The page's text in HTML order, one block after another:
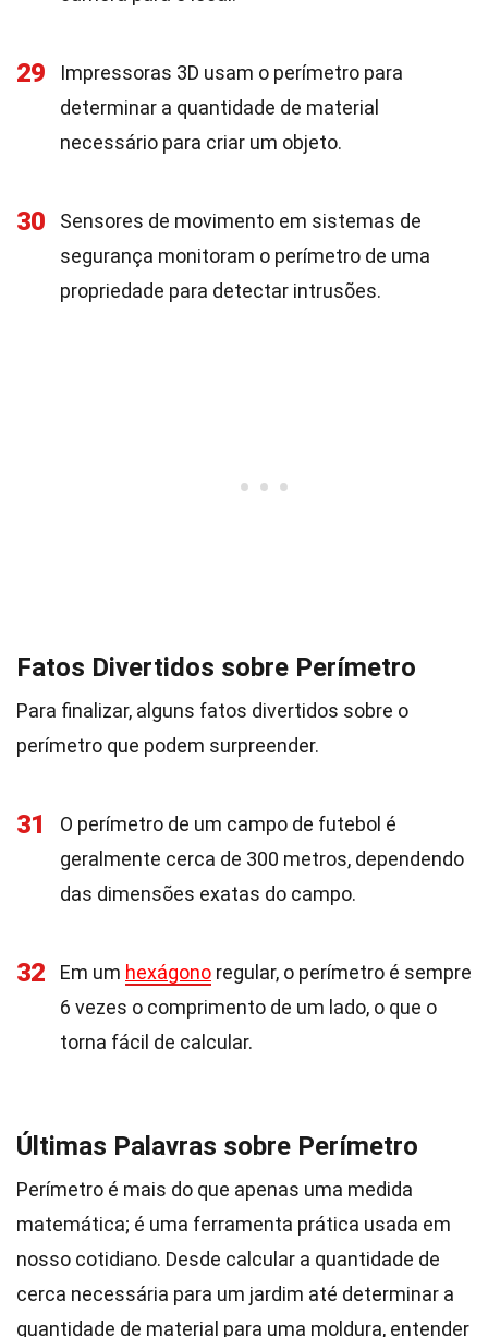
29
Impressoras 3D usam o perímetro para
determinar a quantidade de material
necessário para criar um objeto.
30
Sensores de movimento em sistemas de
segurança monitoram o perímetro de uma
propriedade para detectar intrusões.
Fatos Divertidos sobre Perímetro
Para finalizar, alguns fatos divertidos sobre o
perímetro que podem surpreender.
31
O perímetro de um campo de futebol é
geralmente cerca de 300 metros, dependendo
das dimensões exatas do campo.
32 Em um hexágono regular, o perímetro é sempre
6 vezes o comprimento de um lado, o que o
torna fácil de calcular.
Últimas Palavras sobre Perímetro
Perímetro é mais do que apenas uma medida
matemática; é uma ferramenta prática usada em
nosso cotidiano. Desde calcular a quantidade de
cerca necessária para um jardim até determinar a
quantidade de material para uma moldura, entender